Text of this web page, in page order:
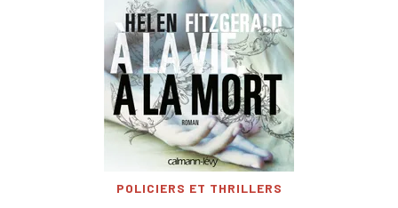
POLICIERS ET THRILLERS